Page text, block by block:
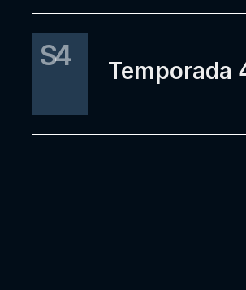
S4 Temporada